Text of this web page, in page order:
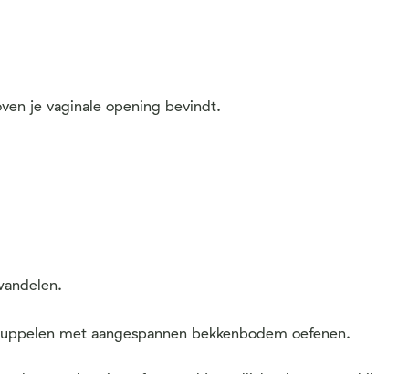
je vaginale opening bevindt.
met aangespannen bekkenbodem oefenen.